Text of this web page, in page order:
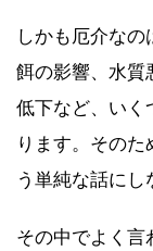
しかも厄介なの
餌の影響、水質
低下など、いく
ります。その
う単純な話にし
その中でよく言